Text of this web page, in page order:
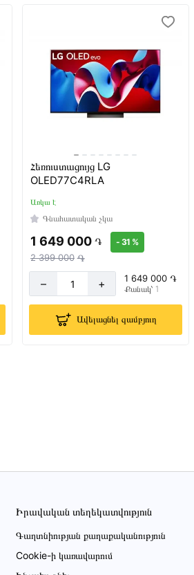
Հեռուստացույց LG
OLED77C4RLA
Առկա է
Գնահատական չկա
1 649 000 ֏
2 399 000 ֏
- 31 %
– + 1 649 000 ֏
Քանակ՝ 1
Ավելացնել զամբյուղ
Իրավական տեղեկատվություն
Գաղտնիության քաղաքականություն
Cookie-ի կառավարում